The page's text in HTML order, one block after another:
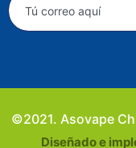
©2021. Asovape
Diseñado e